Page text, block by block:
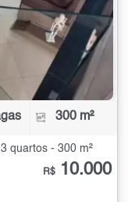
300 m²
quartos - 300 m²
R$ 10.000